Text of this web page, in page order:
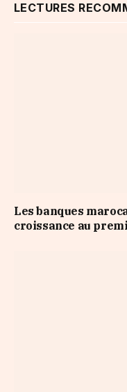
LECTURES
Les banques
croissance au